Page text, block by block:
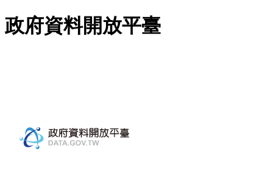
跳至主要內容
政府資料開放平臺